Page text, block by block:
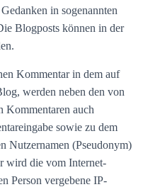
in sogenannten
Blogposts können in der
Kommentar in dem auf
werden neben den von
Kommentaren auch
sowie zu dem
Nutzernamen (Pseudonym)
wird die vom Internet-
Person vergebene IP-